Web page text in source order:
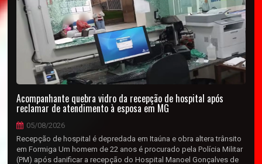
Acompanhante quebra vidro da recepção de hospital após
reclamar de atendimento à esposa em MG
05/08/2026
Recepção de hospital é depredada em Itaúna e obra altera trânsito
em Formiga Um homem de 22 anos é procurado pela Polícia Militar
(PM) após danificar a recepção do Hospital Manoel Gonçalves de